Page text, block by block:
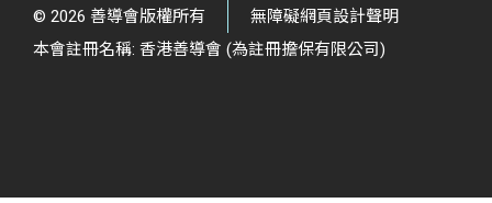
© 2026 善導會版權所有
無障礙網頁設計聲明
本會註冊名稱: 香港善導會 (為註冊擔保有限公司)